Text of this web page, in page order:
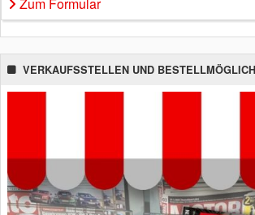
VERKAUFSSTELLEN UND